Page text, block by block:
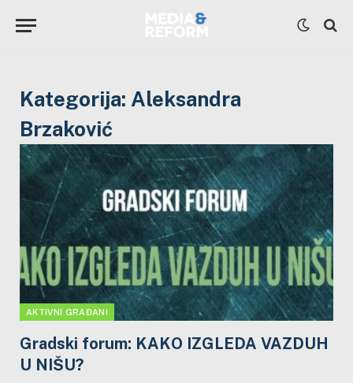
Kategorija: Aleksandra
Brzaković
AKTIVNI GRAĐANI
Gradski forum: KAKO IZGLEDA VAZDUH
U NIŠU?